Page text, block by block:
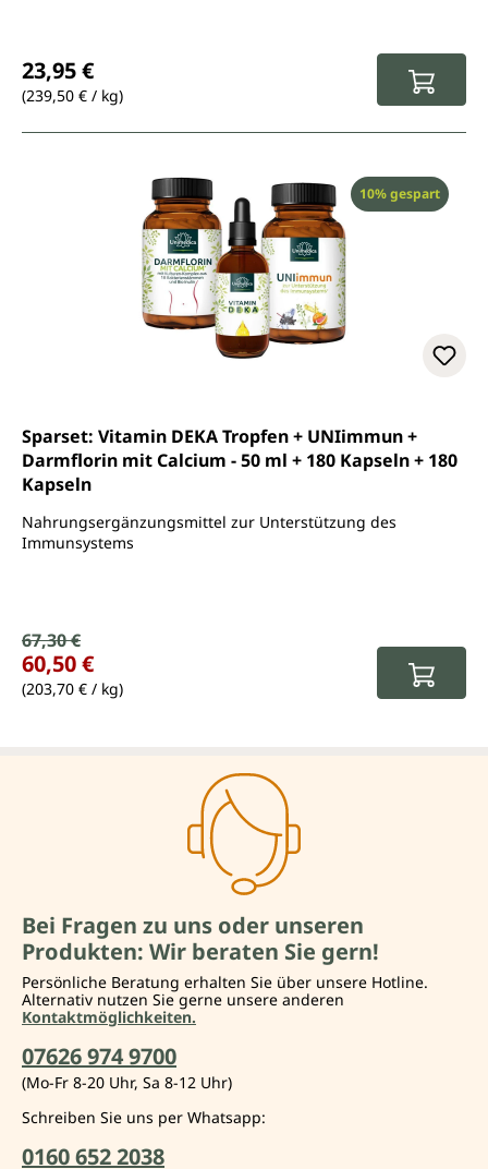
23,95 €
(239,50 € / kg)
Rabatt
10% gespart
Sparset: Vitamin DEKA Tropfen + UNIimmun +
Darmflorin mit Calcium - 50 ml + 180 Kapseln + 180
Kapseln
Nahrungsergänzungsmittel zur Unterstützung des
Immunsystems
Verkaufspreis:
Regulärer Preis:
67,30 €
60,50 €
(203,70 € / kg)
Bei Fragen zu uns oder unseren
Produkten: Wir beraten Sie gern!
Persönliche Beratung erhalten Sie über unsere Hotline.
Alternativ nutzen Sie gerne unsere anderen
Kontaktmöglichkeiten.
07626 974 9700
(Mo-Fr 8-20 Uhr, Sa 8-12 Uhr)
Schreiben Sie uns per Whatsapp:
0160 652 2038